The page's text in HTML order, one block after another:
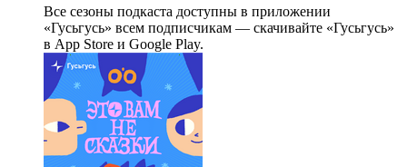
Все сезоны подкаста доступны в приложении
«Гусьгусь» всем подписчикам — скачивайте «Гусьгусь»
в App Store и Google Play.